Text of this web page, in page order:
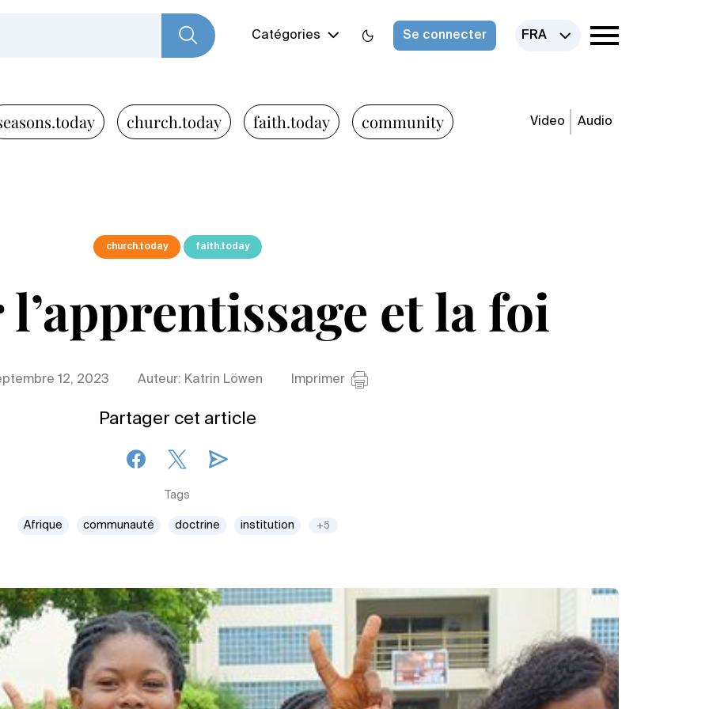
Catégories Se connecter FRA
church.today faith.today community Video Audio
church.today faith.today
et la foi
12, 2023 Auteur: Katrin Löwen Imprimer
Partager cet article
Tags
Afrique communauté doctrine institution +5